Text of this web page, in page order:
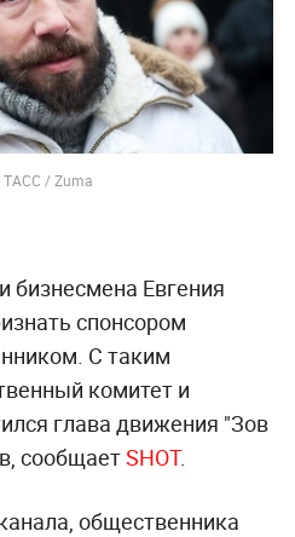
ТАСС / Zuma
бизнесмена Евгения
спонсором
С таким
комитет и
глава движения "Зов
сообщаетSHOT.
общественника